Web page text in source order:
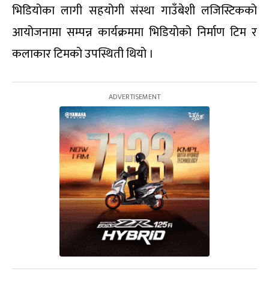
भिडियोका लागी सहयोगी संस्था गाउँबेशी लजिस्टिकको
आयोजनामा सम्पन्न कार्यक्रममा भिडियोको निर्माण टिम र
कलाकार टिमको उपस्थिती थियो ।